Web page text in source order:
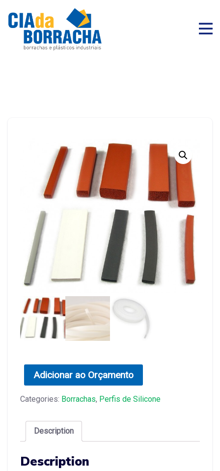
Adicionar ao Orçamento
Categories: Borrachas, Perfis de Silicone
Description
Description